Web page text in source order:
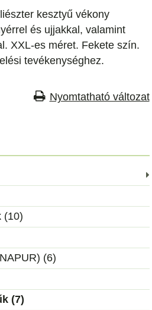
kesztyű vékony
és ujjakkal, valamint
XXL-es méret. Fekete szín.
tevékenységhez.
Nyomtatható változat
(10)
(6)
(7)